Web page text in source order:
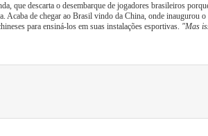
que descarta o desembarque de jogadores brasileiros
Acaba de chegar ao Brasil vindo da China, onde
para ensiná-los em suas instalações esportivas. "Mas